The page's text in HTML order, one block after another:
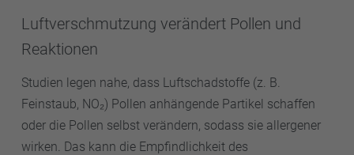
Luftverschmutzung verändert Pollen und
Reaktionen
Studien legen nahe, dass Luftschadstoffe (z. B.
Feinstaub, NO₂) Pollen anhängende Partikel schaffen
oder die Pollen selbst verändern, sodass sie allergener
wirken. Das kann die Empfindlichkeit des